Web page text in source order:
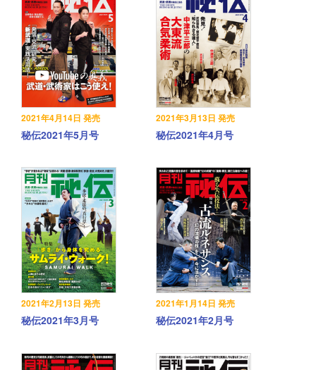
2021年4月14日 発売
秘伝2021年5月号
2021年3月13日 発売
秘伝2021年4月号
2021年2月13日 発売
秘伝2021年3月号
2021年1月14日 発売
秘伝2021年2月号